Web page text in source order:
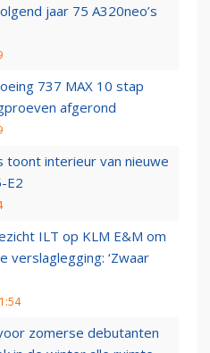
jaar 75 A320neo’s
737 MAX 10 stap
afgerond
toont interieur van nieuwe
E2
ILT op KLM E&M om
verslaglegging: ‘Zwaar
zomerse debutanten